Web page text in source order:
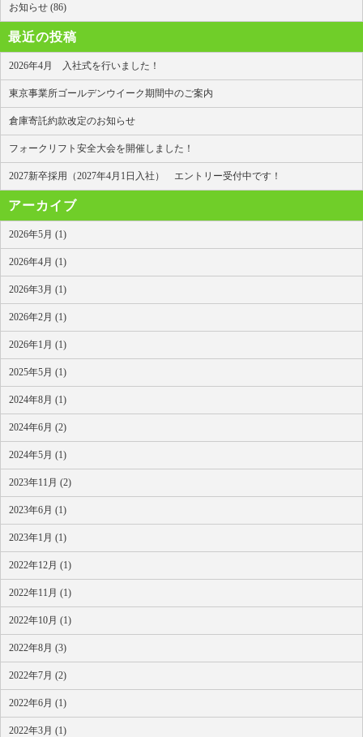
お知らせ (86)
最近の投稿
2026年4月 入社式を行いました！
東京事業所ゴールデンウイーク期間中のご案内
倉庫寄託約款改定のお知らせ
フォークリフト安全大会を開催しました！
2027新卒採用（2027年4月1日入社） エントリー受付中です！
アーカイブ
2026年5月 (1)
2026年4月 (1)
2026年3月 (1)
2026年2月 (1)
2026年1月 (1)
2025年5月 (1)
2024年8月 (1)
2024年6月 (2)
2024年5月 (1)
2023年11月 (2)
2023年6月 (1)
2023年1月 (1)
2022年12月 (1)
2022年11月 (1)
2022年10月 (1)
2022年8月 (3)
2022年7月 (2)
2022年6月 (1)
2022年3月 (1)